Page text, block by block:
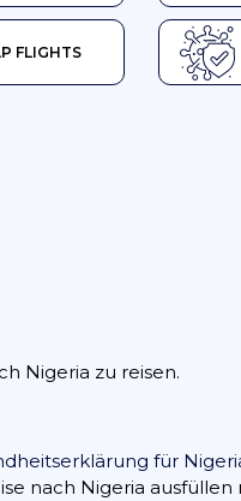
FLIGHTS
Nigeria zu reisen.
für
nach Nigeria ausfüllen